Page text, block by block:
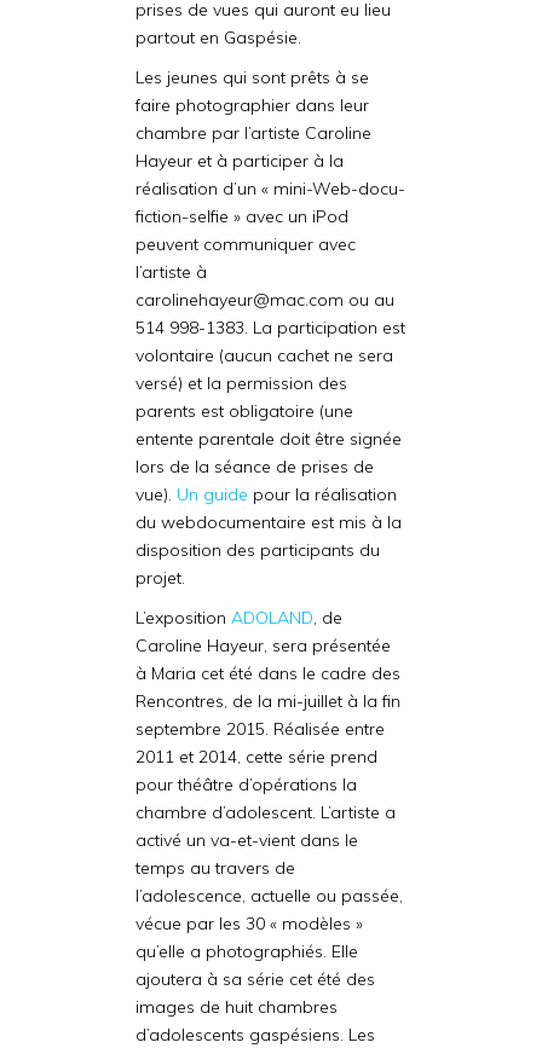
prises de vues qui auront eu lieu
partout en Gaspésie.
Les jeunes qui sont prêts à se
faire photographier dans leur
chambre par l’artiste Caroline
Hayeur et à participer à la
réalisation d’un « mini-Web-docu-
fiction-selfie » avec un iPod
peuvent communiquer avec
l’artiste à
carolinehayeur@mac.com ou au
514 998-1383. La participation est
volontaire (aucun cachet ne sera
versé) et la permission des
parents est obligatoire (une
entente parentale doit être signée
lors de la séance de prises de
vue). Un guide pour la réalisation
du webdocumentaire est mis à la
disposition des participants du
projet.
L’expositionADOLAND, de
Caroline Hayeur, sera présentée
à Maria cet été dans le cadre des
Rencontres, de la mi-juillet à la fin
septembre 2015. Réalisée entre
2011 et 2014, cette série prend
pour théâtre d’opérations la
chambre d’adolescent. L’artiste a
activé un va-et-vient dans le
temps au travers de
l’adolescence, actuelle ou passée,
vécue par les 30 « modèles »
qu’elle a photographiés. Elle
ajoutera à sa série cet été des
images de huit chambres
d’adolescents gaspésiens. Les